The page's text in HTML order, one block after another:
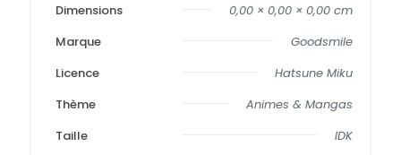
Dimensions
0,00 × 0,00 × 0,00 cm
Marque
Goodsmile
Licence
Hatsune Miku
Thème
Animes & Mangas
Taille
IDK